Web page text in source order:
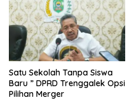
Satu Sekolah Tanpa Siswa
Baru ” DPRD Trenggalek Opsi
Pilihan Merger